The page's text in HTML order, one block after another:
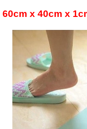
60cm x 40cm x